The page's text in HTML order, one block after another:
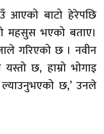
आएको बाटो हेरेपछि
महसुस भएको बताए।
गरिएको छ । नवीन
छ, हाम्रो भोगाइ
छ,’ उनले